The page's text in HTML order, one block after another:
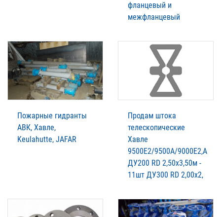
фланцевый и
межфланцевый
Пожарные гидранты
АВК, Хавле,
Keulahutte, JAFAR
Продам штока
телескопические
Хавле
9500Е2/9500А/9000Е2,А
ДУ200 RD 2,50х3,50м -
11шт ДУ300 RD 2,00х2,